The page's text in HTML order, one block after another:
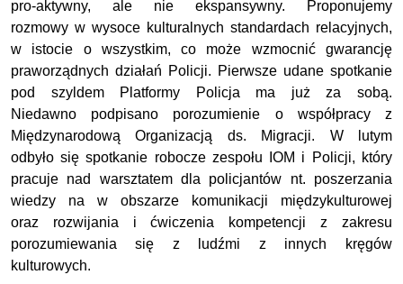
pro-aktywny, ale nie ekspansywny. Proponujemy
rozmowy w wysoce kulturalnych standardach relacyjnych,
w istocie o wszystkim, co może wzmocnić gwarancję
praworządnych działań Policji. Pierwsze udane spotkanie
pod szyldem Platformy Policja ma już za sobą.
Niedawno podpisano porozumienie o współpracy z
Międzynarodową Organizacją ds. Migracji. W lutym
odbyło się spotkanie robocze zespołu IOM i Policji, który
pracuje nad warsztatem dla policjantów nt. poszerzania
wiedzy na w obszarze komunikacji międzykulturowej
oraz rozwijania i ćwiczenia kompetencji z zakresu
porozumiewania się z ludźmi z innych kręgów
kulturowych.